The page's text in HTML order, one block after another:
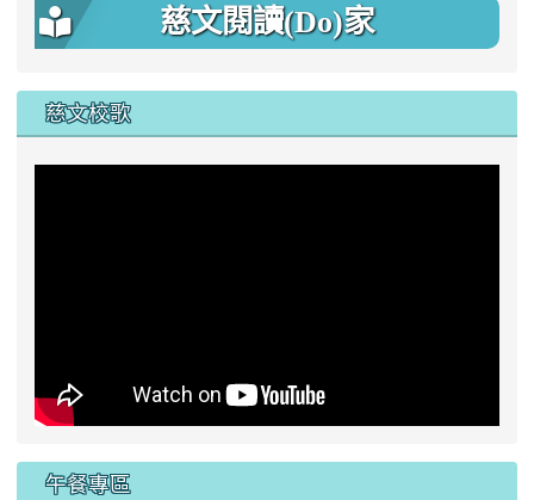
慈文閱讀(Do)家
慈文校歌
午餐專區